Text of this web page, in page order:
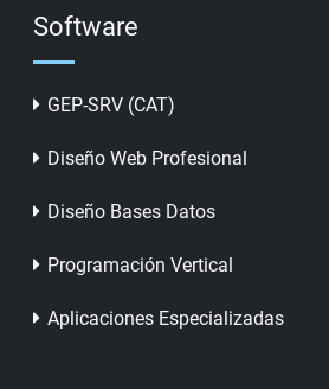
Software
GEP-SRV (CAT)
Diseño Web Profesional
Diseño Bases Datos
Programación Vertical
Aplicaciones Especializadas